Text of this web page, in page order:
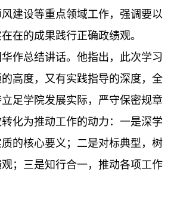
建设等重点领域工作，强调要以
在的成果践行正确政绩观。
作总结讲话。他指出，此次学习
高度，又有实践指导的深度，全
足学院发展实际，严守保密规章
化为推动工作的动力：一是深学
的核心要义；二是对标典型，树
；三是知行合一，推动各项工作